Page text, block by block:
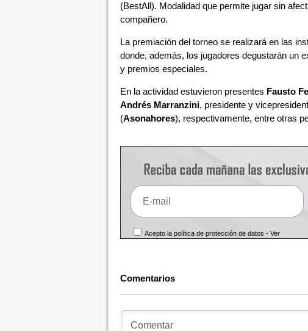
(BestAll). Modalidad que permite jugar sin
compañero.
La premiación del torneo se realizará en las
donde, además, los jugadores degustarán un
y premios especiales.
En la actividad estuvieron presentes Fausto
Andrés Marranzini, presidente y
(Asonahores), respectivamente, entre otras
Acepto la política de protección de datos -Ver
Comentarios